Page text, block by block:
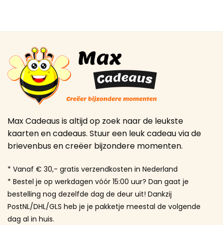
Max Cadeaus is altijd op zoek naar de leukste
kaarten en cadeaus. Stuur een leuk cadeau via de
brievenbus en creëer bijzondere momenten.
* Vanaf € 30,- gratis verzendkosten in Nederland
* Bestel je op werkdagen vóór 15:00 uur? Dan gaat je
bestelling nog dezelfde dag de deur uit! Dankzij
PostNL/DHL/GLS heb je je pakketje meestal de volgende
dag al in huis.